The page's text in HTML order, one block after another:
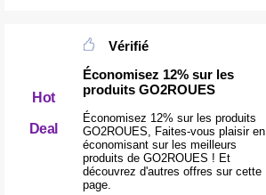
Hot
Deal
Vérifié
Économisez 12% sur les
produits GO2ROUES
Économisez 12% sur les produits
GO2ROUES, Faites-vous plaisir en
économisant sur les meilleurs
produits de GO2ROUES ! Et
découvrez d'autres offres sur cette
page.